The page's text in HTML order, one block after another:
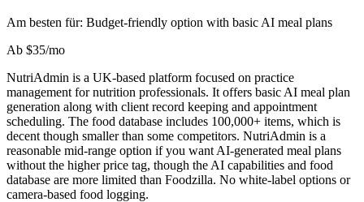
Am besten für: Budget-friendly option with basic AI meal plans
Ab $35/mo
NutriAdmin is a UK-based platform focused on practice
management for nutrition professionals. It offers basic AI meal plan
generation along with client record keeping and appointment
scheduling. The food database includes 100,000+ items, which is
decent though smaller than some competitors. NutriAdmin is a
reasonable mid-range option if you want AI-generated meal plans
without the higher price tag, though the AI capabilities and food
database are more limited than Foodzilla. No white-label options or
camera-based food logging.